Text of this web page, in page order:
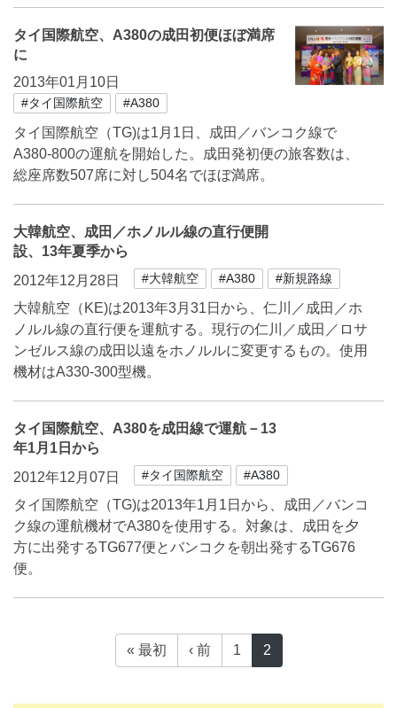
タイ国際航空、A380の成田初便ほぼ満席
に
2013年01月10日
#タイ国際航空 #A380
タイ国際航空（TG)は1月1日、成田／バンコク線で
A380-800の運航を開始した。成田発初便の旅客数は、
総座席数507席に対し504名でほぼ満席。
大韓航空、成田／ホノルル線の直行便開
設、13年夏季から
2012年12月28日
#大韓航空 #A380 #新規路線
大韓航空（KE)は2013年3月31日から、仁川／成田／ホ
ノルル線の直行便を運航する。現行の仁川／成田／ロサ
ンゼルス線の成田以遠をホノルルに変更するもの。使用
機材はA330-300型機。
タイ国際航空、A380を成田線で運航－13
年1月1日から
2012年12月07日
#タイ国際航空 #A380
タイ国際航空（TG)は2013年1月1日から、成田／バンコ
ク線の運航機材でA380を使用する。対象は、成田を夕
方に出発するTG677便とバンコクを朝出発するTG676
便。
« 最初 ‹ 前 1 2